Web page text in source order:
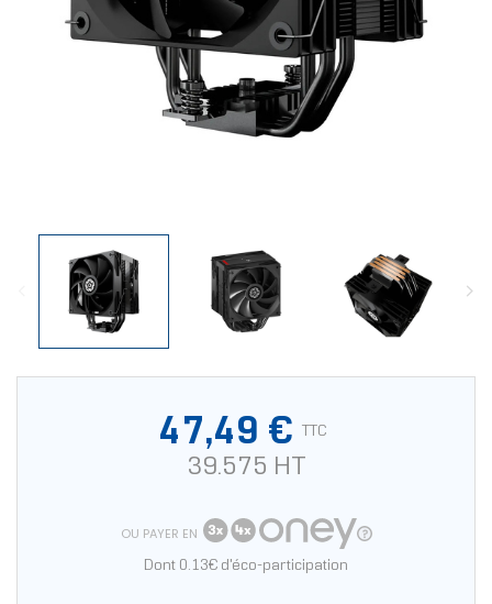
47,49 € TTC
39.575 HT
OU PAYER EN
Dont 0.13€ d'éco-participation